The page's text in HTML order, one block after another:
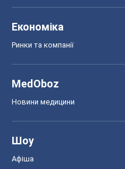
Економіка
Ринки та компанії
MedOboz
Новини медицини
Шоу
Афіша